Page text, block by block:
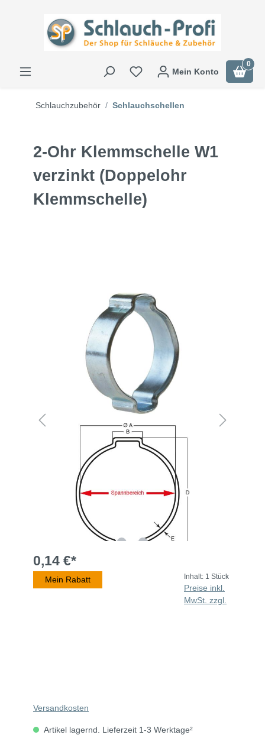
Mein Konto
0
Schlauchzubehör Schlauchschellen
2-Ohr Klemmschelle W1
verzinkt (Doppelohr
Klemmschelle)
0,14 €*
Mein Rabatt Inhalt: 1 Stück
Preise inkl.
MwSt. zzgl.
Versandkosten
Artikel lagernd. Lieferzeit 1-3 Werktage²